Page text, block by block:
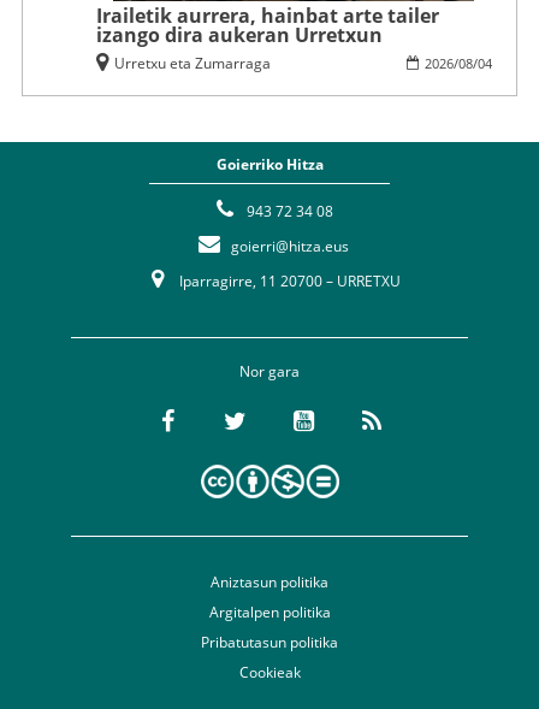
Irailetik aurrera, hainbat arte tailer
izango dira aukeran Urretxun
2026/08/04
Urretxu eta Zumarraga
Goierriko Hitza
943 72 34 08
goierri@hitza.eus
Iparragirre, 11 20700 – URRETXU
Nor gara
Aniztasun politika
Argitalpen politika
Pribatutasun politika
Cookieak